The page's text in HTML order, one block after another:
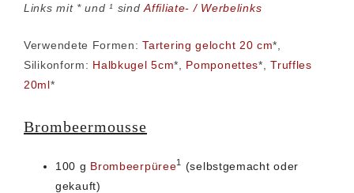
Links mit * und ¹ sindAffiliate- / Werbelinks
Verwendete Formen:Tartering gelocht 20 cm*,
Silikonform: Halbkugel 5cm*, Pomponettes*,Truffles
20ml*
Brombeermousse
100 g Brombeerpüree1
(selbstgemacht oder
gekauft)